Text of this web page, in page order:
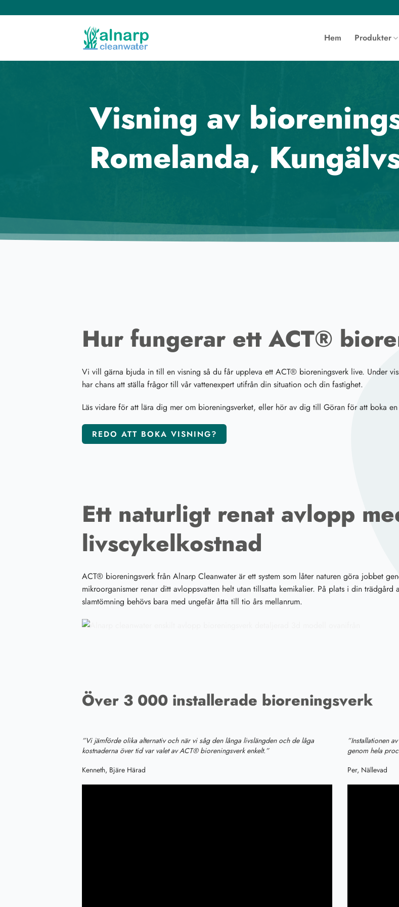
to
Hem Produkter
Visning av
Romelanda,
Hur fungerar ett ACT®
Vi vill gärna bjuda in till en visning så du får uppleva ett ACT® bioreningsverk live. Under
har chans att ställa frågor till vår vattenexpert utifrån din situation och din fastighet.
Läs vidare för att lära dig mer om bioreningsverket, eller hör av dig till Göran för att boka
REDO ATT BOKA VISNING?
Ett naturligt renat avlopp
livscykelkostnad
ACT® bioreningsverk från Alnarp Cleanwater är ett system som låter naturen göra jobbet
mikroorganismer renar ditt avloppsvatten helt utan tillsatta kemikalier. På plats i din
slamtömning behövs bara med ungefär åtta till tio års mellanrum.
Över 3 000 installerade bioreningsverk
”Vi jämförde olika alternativ och när vi såg den långa livslängden och de låga
kostnaderna över tid var valet av ACT® bioreningsverk enkelt.”
Kenneth, Bjäre Härad
”Installationen
genom hela
Per, Nällevad